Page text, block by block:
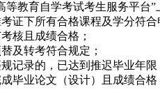
等教育自学考试考生服务平台
证下所有合格课程及学分符合
核且成绩合格；
及转考符合规定；
记录的，已达到推迟毕业年
毕业论文（设计）且成绩合格